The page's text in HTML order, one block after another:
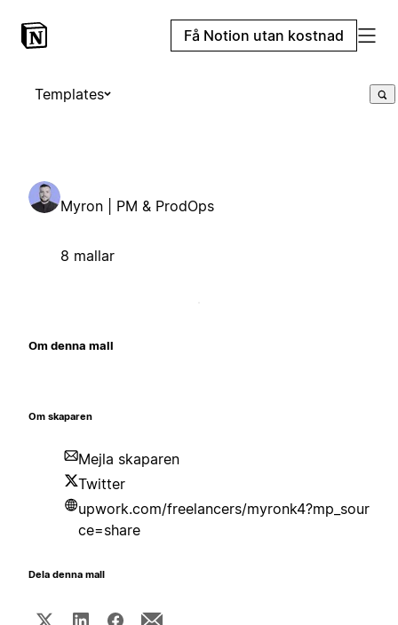
Få Notion utan kostnad
Templates
Myron | PM & ProdOps
8 mallar
Om denna mall
Om skaparen
Mejla skaparen
Twitter
upwork.com/freelancers/myronk4?mp_sour
ce=share
Dela denna mall